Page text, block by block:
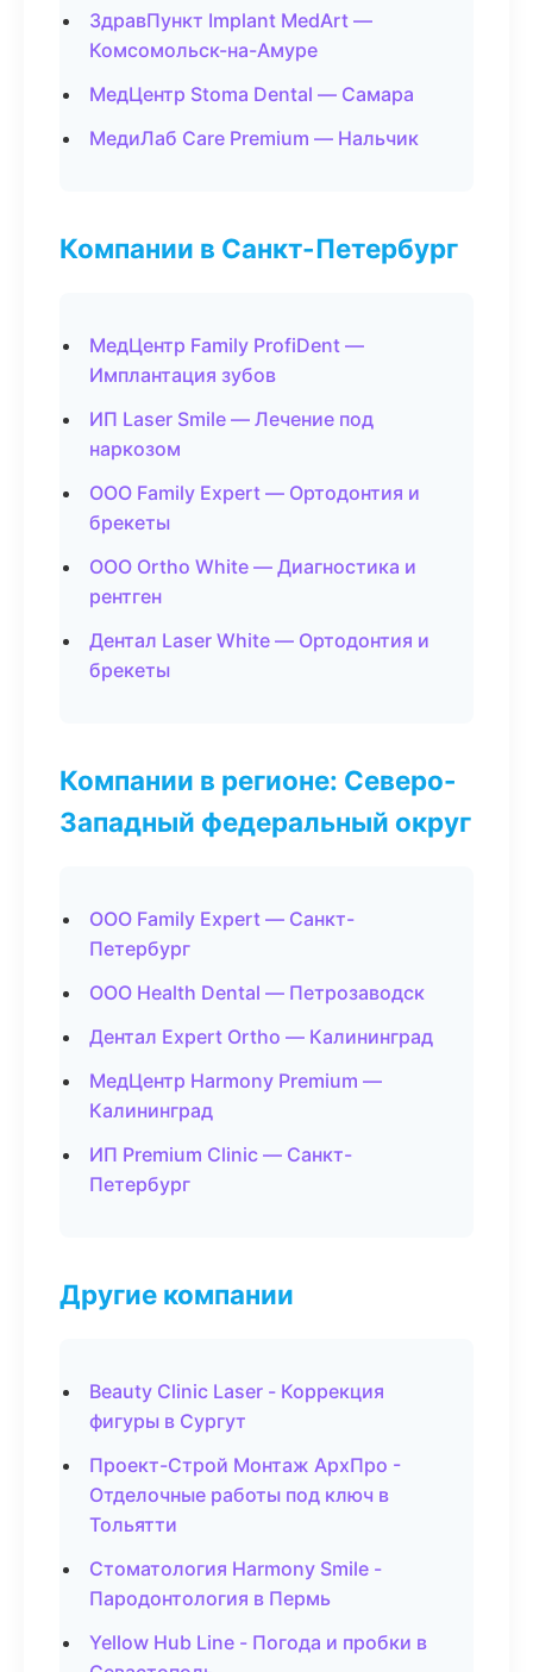
ЗдравПункт Implant MedArt —
Комсомольск-на-Амуре
МедЦентр Stoma Dental — Самара
МедиЛаб Care Premium — Нальчик
Компании в Санкт-Петербург
МедЦентр Family ProfiDent —
Имплантация зубов
ИП Laser Smile — Лечение под
наркозом
ООО Family Expert — Ортодонтия и
брекеты
ООО Ortho White — Диагностика и
рентген
Дентал Laser White — Ортодонтия и
брекеты
Компании в регионе: Северо-
Западный федеральный округ
ООО Family Expert — Санкт-
Петербург
ООО Health Dental — Петрозаводск
Дентал Expert Ortho — Калининград
МедЦентр Harmony Premium —
Калининград
ИП Premium Clinic — Санкт-
Петербург
Другие компании
Beauty Clinic Laser - Коррекция
фигуры в Сургут
Проект-Строй Монтаж АрхПро -
Отделочные работы под ключ в
Тольятти
Стоматология Harmony Smile -
Пародонтология в Пермь
Yellow Hub Line - Погода и пробки в